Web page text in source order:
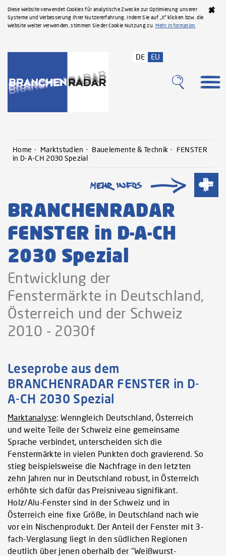
Diese Website verwendet Cookies für analytische Zwecke zur Optimierung unserer
Systeme und Verbesserung Ihrer Nutzererfahrung. Indem Sie auf „X“ klicken bzw. die
Website weiter verwenden, stimmen Sie der Cookie Nutzung zu. Mehr Information
DE EU
Home Marktstudien Bauelemente & Technik
FENSTER
in D-A-CH 2030 Spezial
BRANCHENRADAR
FENSTER in D-A-CH
2030 Spezial
Entwicklung der
Fenstermärkte in Deutschland,
Österreich und der Schweiz
2010 - 2030f
Leseprobe aus dem
BRANCHENRADAR FENSTER in D-
A-CH 2030 Spezial
Marktanalyse: Wenngleich Deutschland, Österreich
und weite Teile der Schweiz eine gemeinsame
Sprache verbindet, unterscheiden sich die
Fenstermärkte in vielen Punkten doch gravierend. So
stieg beispielsweise die Nachfrage in den letzten
zehn Jahren nur in Deutschland robust, in Österreich
erhöhte sich dafür das Preisniveau signifikant.
Holz/Alu-Fenster sind in der Schweiz und in
Österreich eine fixe Größe, in Deutschland nach wie
vor ein Nischenprodukt. Der Anteil der Fenster mit 3-
fach-Verglasung liegt in den südlichen Regionen
deutlich über jenen oberhalb der "Weißwurst-